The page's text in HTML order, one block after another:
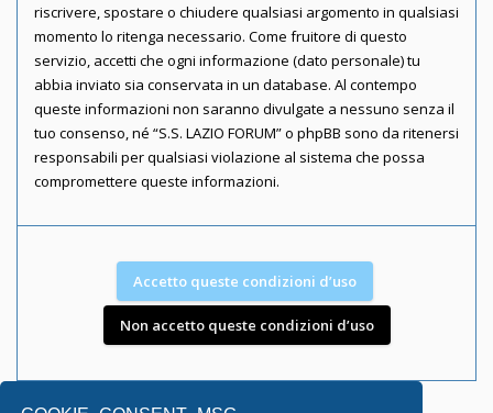
riscrivere, spostare o chiudere qualsiasi argomento in qualsiasi
momento lo ritenga necessario. Come fruitore di questo
servizio, accetti che ogni informazione (dato personale) tu
abbia inviato sia conservata in un database. Al contempo
queste informazioni non saranno divulgate a nessuno senza il
tuo consenso, né “S.S. LAZIO FORUM” o phpBB sono da ritenersi
responsabili per qualsiasi violazione al sistema che possa
compromettere queste informazioni.